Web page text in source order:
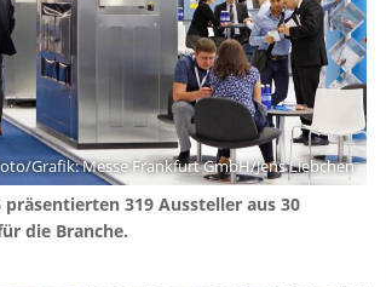
Grafik: Messe Frankfurt GmbH/Jens Liebchen
319 Aussteller aus 30
die Branche.